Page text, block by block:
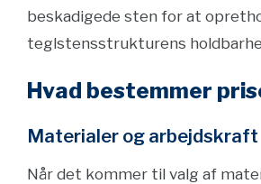
beskadigede sten for at
teglstensstrukturens
Hvad bestemmer
Materialer og arbejdskraft
Når det kommer til valg af